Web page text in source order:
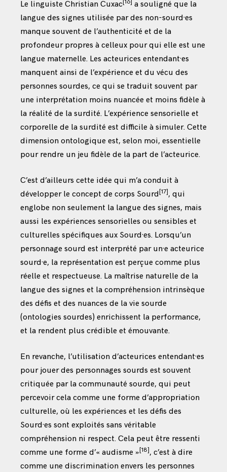
Le linguiste Christian Cuxac [16] a souligné que la
langue des signes utilisée par des non-sourd·es
manque souvent de l’authenticité et de la
profondeur propres à celleux pour qui elle est une
langue maternelle. Les acteurices entendant·es
manquent ainsi de l’expérience et du vécu des
personnes sourdes, ce qui se traduit souvent par
une interprétation moins nuancée et moins fidèle à
la réalité de la surdité. L’expérience sensorielle et
corporelle de la surdité est difficile à simuler. Cette
dimension ontologique est, selon moi, essentielle
pour rendre un jeu fidèle de la part de l’acteurice.
C’est d’ailleurs cette idée qui m’a conduit à
développer le concept de corps Sourd [17] , qui
englobe non seulement la langue des signes, mais
aussi les expériences sensorielles ou sensibles et
culturelles spécifiques aux Sourd·es. Lorsqu’un
personnage sourd est interprété par un·e acteurice
sourd·e, la représentation est perçue comme plus
réelle et respectueuse. La maîtrise naturelle de la
langue des signes et la compréhension intrinsèque
des défis et des nuances de la vie sourde
(ontologies sourdes) enrichissent la performance,
et la rendent plus crédible et émouvante.
En revanche, l’utilisation d’acteurices entendant·es
pour jouer des personnages sourds est souvent
critiquée par la communauté sourde, qui peut
percevoir cela comme une forme d’appropriation
culturelle, où les expériences et les défis des
Sourd·es sont exploités sans véritable
compréhension ni respect. Cela peut être ressenti
comme une forme d’« audisme » [18] , c’est à dire
comme une discrimination envers les personnes